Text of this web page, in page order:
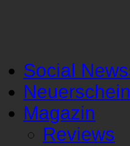
Social
Magazin
Reviews